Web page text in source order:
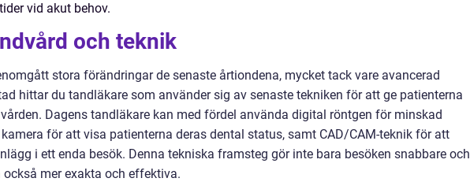
vid akut behov.
och teknik
stora förändringar de senaste årtiondena, mycket tack vare avancerad
hittar du tandläkare som använder sig av senaste tekniken för att ge patienterna
Dagens tandläkare kan med fördel använda digital röntgen för minskad
för att visa patienterna deras dental status, samt CAD/CAM-teknik för att
i ett enda besök. Denna tekniska framsteg gör inte bara besöken snabbare och
också mer exakta och effektiva.